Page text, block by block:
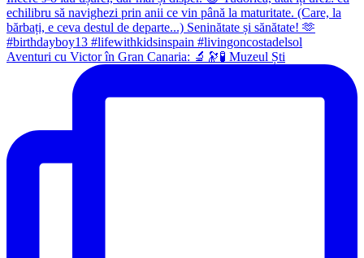
Aventuri cu Victor în Gran Canaria: 🔬🔭🧪 Muzeul Ști